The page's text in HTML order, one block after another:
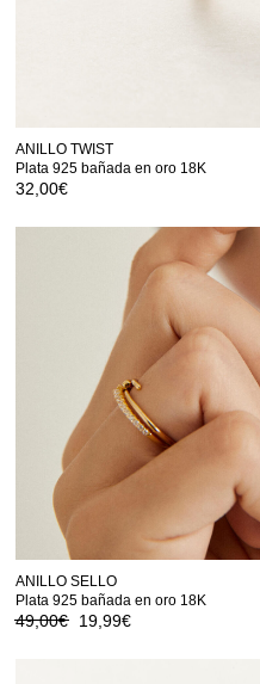
ANILLO TWIST
Plata 925 bañada en oro 18K
32,00€
ANILLO SELLO
Plata 925 bañada en oro 18K
49,00€ 19,99€